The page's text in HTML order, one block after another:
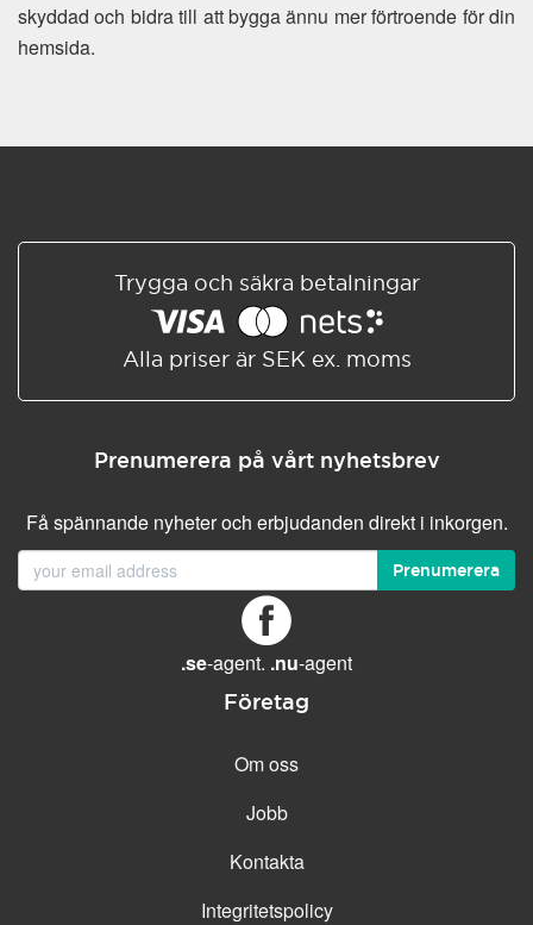
skyddad och bidra till att bygga ännu mer förtroende för din
hemsida.
Trygga och säkra betalningar
Alla priser är SEK ex. moms
Prenumerera på vårt nyhetsbrev
Få spännande nyheter och erbjudanden direkt i inkorgen.
Prenumerera
.se-agent. .nu-agent
Företag
Om oss
Jobb
Kontakta
Integritetspolicy